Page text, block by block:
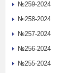
№259-2024
№258-2024
№257-2024
№256-2024
№255-2024